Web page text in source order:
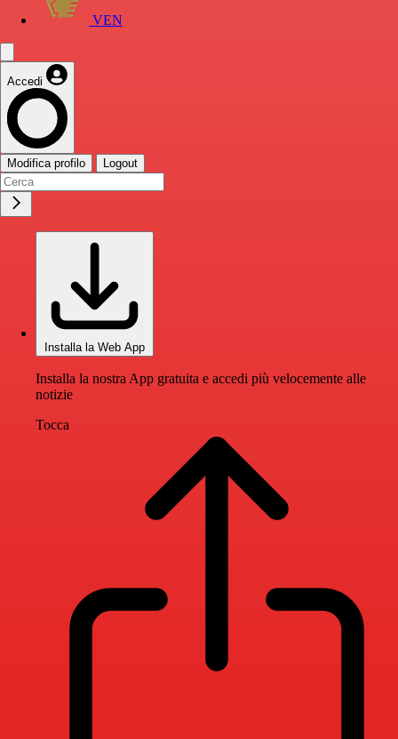
VEN
Accedi
Modifica profilo Logout
Installa la Web App
Installa la nostra App gratuita e accedi più velocemente alle
notizie
Tocca